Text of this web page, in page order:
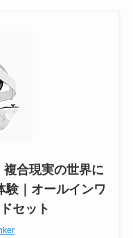
合現実の世界に
験｜オールインワ
セット